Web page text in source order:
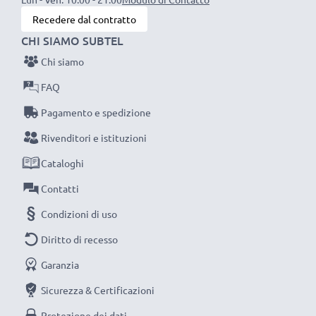
ambientale e gli scarti superflui.
Scegli CELLONIC, scegli la lunga durata e l'efficienza,
non fare compromessi sulla qualità: ordina ora!
Recedere dal contratto
CHI SIAMO SUBTEL
Chi siamo
FAQ
Pagamento e spedizione
Rivenditori e istituzioni
Cataloghi
Contatti
Condizioni di uso
Diritto di recesso
Garanzia
Sicurezza & Certificazioni